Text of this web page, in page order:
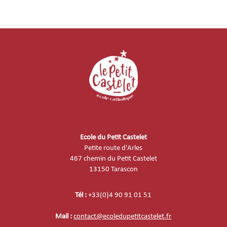
Ecole du Petit Castelet
Petite route d'Arles
467 chemin du Petit Castelet
13150 Tarascon
Tél : +33(0)4 90 91 01 51
Mail :contact@ecoledupetitcastelet.fr